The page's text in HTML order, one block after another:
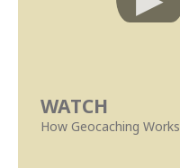
WATCH
How Geocaching Works